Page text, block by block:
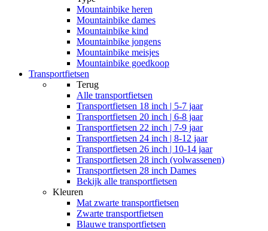
Mountainbike heren
Mountainbike dames
Mountainbike kind
Mountainbike jongens
Mountainbike meisjes
Mountainbike goedkoop
Transportfietsen
Terug
Alle transportfietsen
Transportfietsen 18 inch | 5-7 jaar
Transportfietsen 20 inch | 6-8 jaar
Transportfietsen 22 inch | 7-9 jaar
Transportfietsen 24 inch | 8-12 jaar
Transportfietsen 26 inch | 10-14 jaar
Transportfietsen 28 inch (volwassenen)
Transportfietsen 28 inch Dames
Bekijk alle transportfietsen
Kleuren
Mat zwarte transportfietsen
Zwarte transportfietsen
Blauwe transportfietsen